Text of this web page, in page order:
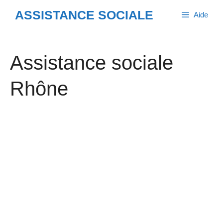
ASSISTANCE SOCIALE Aide
Assistance sociale
Rhône